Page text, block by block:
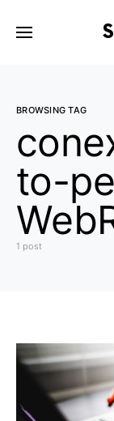
BROWSING TAG
to-
1 post